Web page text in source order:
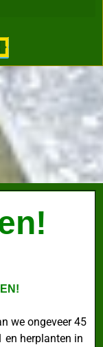
we ongeveer 45
en herplanten in